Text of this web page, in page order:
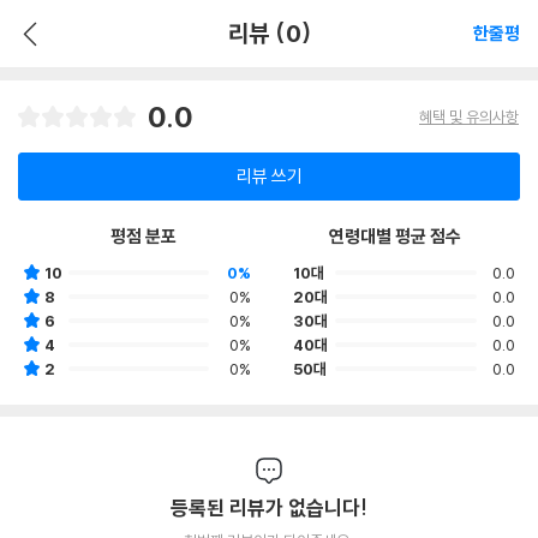
리뷰 (0) 한줄평
0.0 혜택 및 유의사항
리뷰 쓰기
평점 분포
10
0%
8
0%
6
0%
4
0%
2
0%
연령대별 평균 점수
10대
0.0
20대
0.0
30대
0.0
40대
0.0
50대
0.0
등록된 리뷰가 없습니다!